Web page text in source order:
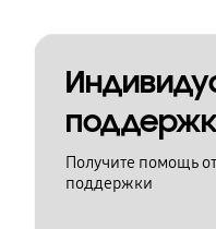
Получите помощь
поддержки